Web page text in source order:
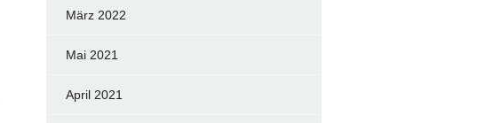
März 2022
Mai 2021
April 2021